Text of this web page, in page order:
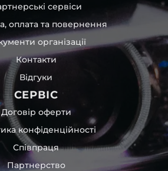
сервіси
оплата та повернення
організації
Контакти
Відгуки
СЕРВІС
Договір оферти
конфіденційності
Співпраця
Партнерство